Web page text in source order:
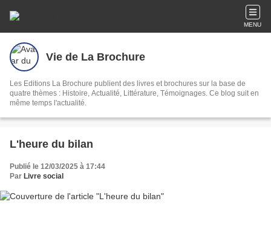
MENU
Vie de La Brochure
Les Editions La Brochure publient des livres et brochures sur la base de
quatre thèmes : Histoire, Actualité, Littérature, Témoignages. Ce blog suit en
même temps l'actualité.
L'heure du bilan
Publié le 12/03/2025 à 17:44
Par Livre social